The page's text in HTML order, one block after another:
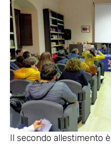
Il secondo allestimento